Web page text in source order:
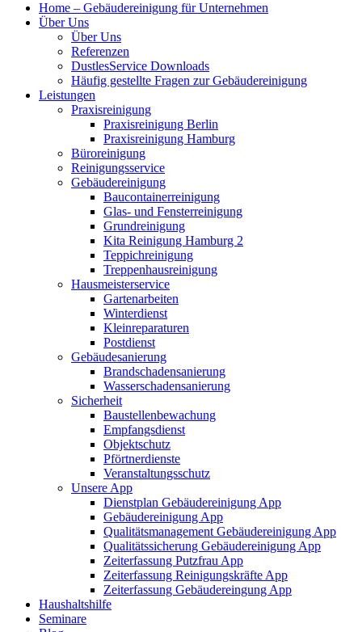
Home – Gebäudereinigung für Unternehmen
Über Uns
Über Uns
Referenzen
DustlesService Downloads
Häufig gestellte Fragen zur Gebäudereinigung
Leistungen
Praxisreinigung
Praxisreinigung Berlin
Praxisreinigung Hamburg
Büroreinigung
Reinigungsservice
Gebäudereinigung
Baucontainerreinigung
Glas- und Fensterreinigung
Grundreinigung
Kita Reinigung Hamburg 2
Teppichreinigung
Treppenhausreinigung
Hausmeisterservice
Gartenarbeiten
Winterdienst
Kleinreparaturen
Postdienst
Gebäudesanierung
Brandschadensanierung
Wasserschadensanierung
Sicherheit
Baustellenbewachung
Empfangsdienst
Objektschutz
Pförtnerdienste
Veranstaltungsschutz
Unsere App
Dienstplan Gebäudereinigung App
Gebäudereinigung App
Qualitätsmanagement Gebäudereinigung App
Qualitätssicherung Gebäudereinigung App
Zeiterfassung Putzfrau App
Zeiterfassung Reinigungskräfte App
Zeiterfassung Gebäudereingung App
Haushaltshilfe
Seminare